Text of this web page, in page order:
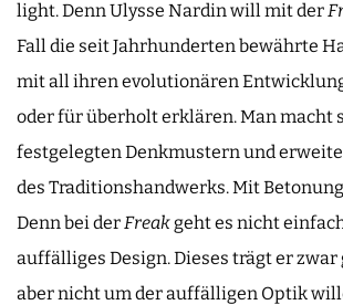
light. Denn Ulysse Nardin will mit der
Fall die seit Jahrhunderten bewährte
mit all ihren evolutionären
oder für überholt erklären. Man macht
festgelegten Denkmustern und
des Traditionshandwerks. Mit
Denn bei derFreakgeht es nicht
auffälliges Design. Dieses trägt er zwar
aber nicht um der auffälligen Optik